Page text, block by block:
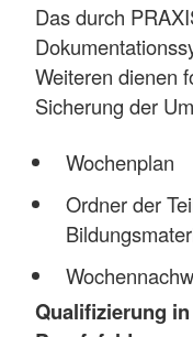
Das durch
Weiteren dienen
Sicherung der
Wochenplan
Ordner der
Qualifizierung